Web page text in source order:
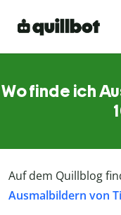
Wo finde ich
Auf dem Quillblog
Ausmalbildern von